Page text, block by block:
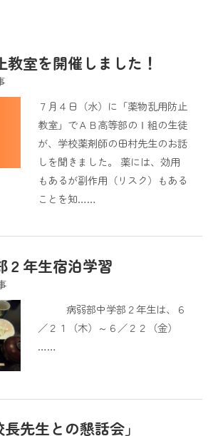
教室を開催しました！
７月４日（水）に「薬物乱用防止
教室」でＡＢ高等部のⅠ組の生徒
が、学校薬剤師の田村先生のお話
しを聞きました。 薬には、効用
もあるが副作用（リスク）もある
ことを知……
２年生宿泊学習
病弱部中学部２年生は、６
／２１（木）～６／２２（金）
……
先生との懇話会」